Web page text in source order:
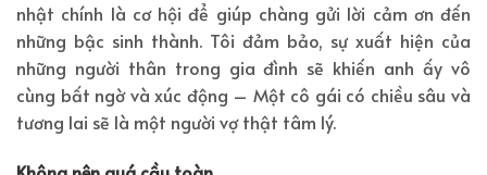
nhật chính là cơ hội để giúp chàng gửi lời cảm ơn đến
những bậc sinh thành. Tôi đảm bảo, sự xuất hiện của
những người thân trong gia đình sẽ khiến anh ấy vô
cùng bất ngờ và xúc động – Một cô gái có chiều sâu và
tương lai sẽ là một người vợ thật tâm lý.